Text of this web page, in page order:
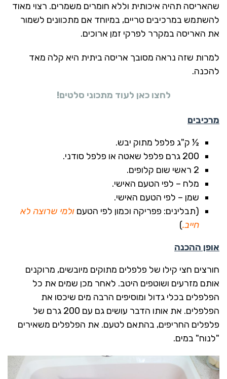
שהאריסה תהיה איכותית וללא חומרים משמרים. רצוי מאוד
להשתמש במרכיבים טריים, במיוחד אם מתכוונים לשמור
את האריסה במקרר לפרקי זמן ארוכים.
למרות שזה נראה מסובך אריסה ביתית היא קלה מאד
להכנה.
לחצו כאן לעוד מתכוני סלטים!
מרכיבים
½ ק"ג פלפל מתוק יבש.
200 גרם פלפל שאטה או פלפל סודני.
2 ראשי שום קלופים.
מלח – לפי הטעם האישי.
שמן – לפי הטעם האישי.
(תבלינים: פפריקה וכמון לפי הטעם ולמי שרוצה לא
חייב.)
אופן ההכנה
חורצים חצי קילו של פלפלים מתוקים מיובשים, מרוקנים
אותם מזרעים ושוטפים היטב. לאחר מכן שמים את כל
הפלפלים בכלי גדול ומוסיפים הרבה מים שיכסו את
הפלפלים. את אותו הדבר עושים גם עם 200 גרם של
פלפלים החריפים, בהתאם לטעם. את הפלפלים משאירים
"לנוח" במים.